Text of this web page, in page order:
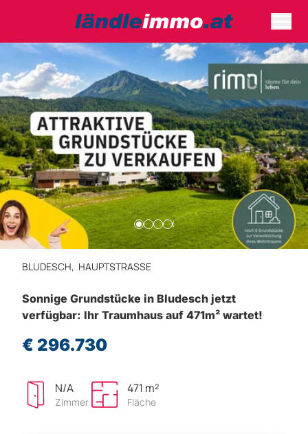
BLUDESCH, HAUPTSTRASSE
Sonnige Grundstücke in Bludesch jetzt
verfügbar: Ihr Traumhaus auf 471m² wartet!
€ 296.730
N/A
Zimmer
471 m²
Fläche